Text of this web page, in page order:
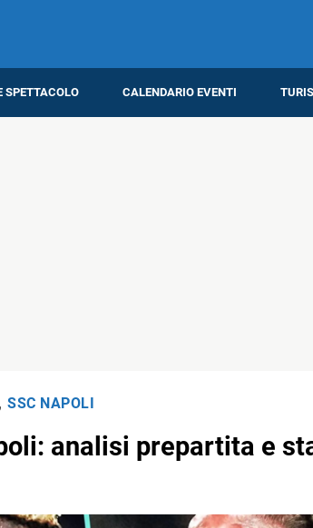
SPETTACOLO CALENDARIO EVENTI
, SSC NAPOLI
analisi prepartita e